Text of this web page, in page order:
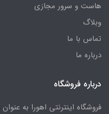
هاست و سرور مجازی
وبلاگ
تماس با ما
درباره ما
درباره فروشگاه
فروشگاه اینترنتی اهورا به